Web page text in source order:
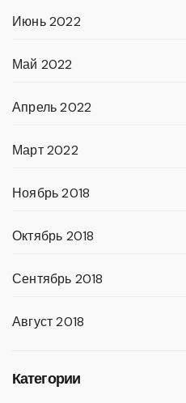
Июнь 2022
Май 2022
Апрель 2022
Март 2022
Ноябрь 2018
Октябрь 2018
Сентябрь 2018
Август 2018
Категории